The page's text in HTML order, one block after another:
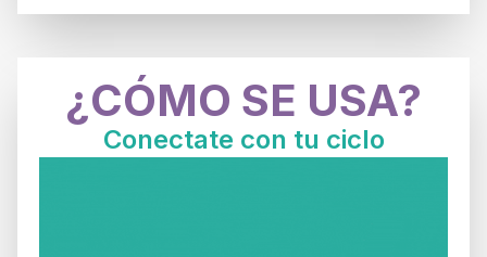
¿CÓMO SE USA?
Conectate con tu ciclo